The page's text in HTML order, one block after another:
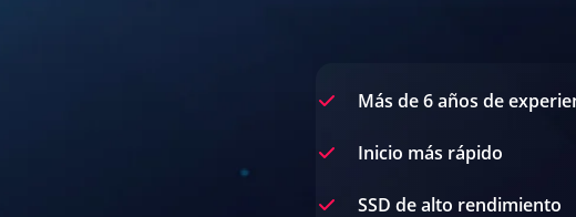
Más de 6 años de
Inicio más rápido
SSD de alto rendimiento